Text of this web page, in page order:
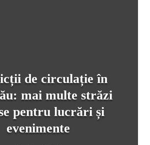
de circulație în
mai multe străzi
pentru lucrări și
evenimente